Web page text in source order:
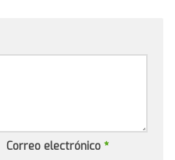
Correo electrónico *